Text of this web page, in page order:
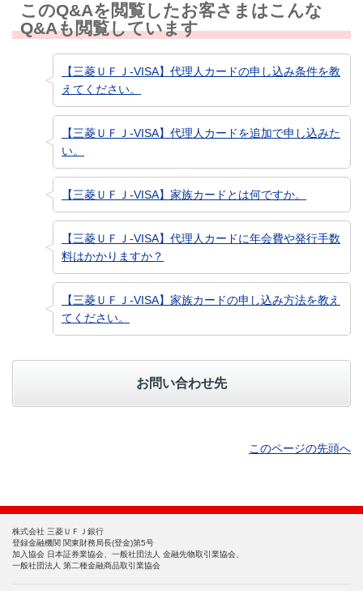
このQ&Aを閲覧したお客さまはこんな
Q&Aも閲覧しています
【三菱ＵＦＪ-VISA】代理人カードの申し込み条件を教
えてください。
【三菱ＵＦＪ-VISA】代理人カードを追加で申し込みた
い。
【三菱ＵＦＪ-VISA】家族カードとは何ですか。
【三菱ＵＦＪ-VISA】代理人カードに年会費や発行手数
料はかかりますか？
【三菱ＵＦＪ-VISA】家族カードの申し込み方法を教え
てください。
お問い合わせ先
このページの先頭へ
株式会社 三菱ＵＦＪ銀行
登録金融機関 関東財務局長(登金)第5号
加入協会 日本証券業協会、一般社団法人 金融先物取引業協会、
一般社団法人 第二種金融商品取引業協会